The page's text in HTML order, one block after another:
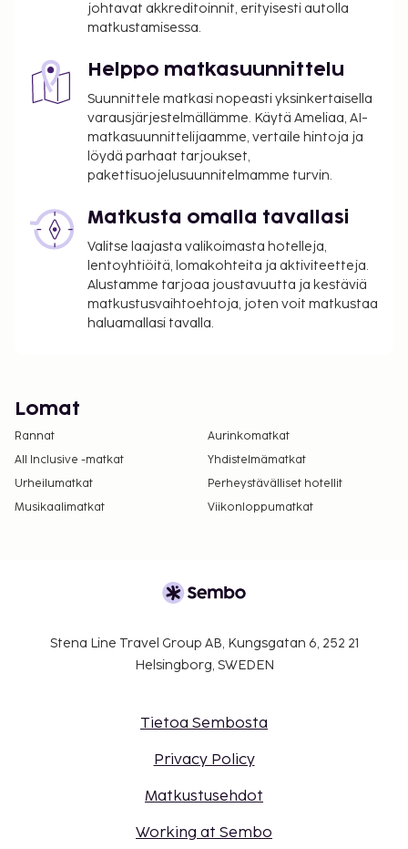
johtavat akkreditoinnit, erityisesti autolla
matkustamisessa.
Helppo matkasuunnittelu
Suunnittele matkasi nopeasti yksinkertaisella
varausjärjestelmällämme. Käytä Ameliaa, AI-
matkasuunnittelijaamme, vertaile hintoja ja
löydä parhaat tarjoukset,
pakettisuojelusuunnitelmamme turvin.
Matkusta omalla tavallasi
Valitse laajasta valikoimasta hotelleja,
lentoyhtiöitä, lomakohteita ja aktiviteetteja.
Alustamme tarjoaa joustavuutta ja kestäviä
matkustusvaihtoehtoja, joten voit matkustaa
haluamallasi tavalla.
Lomat
Rannat
Aurinkomatkat
All Inclusive -matkat
Yhdistelmämatkat
Urheilumatkat
Perheystävälliset hotellit
Musikaalimatkat
Viikonloppumatkat
Stena Line Travel Group AB, Kungsgatan 6, 252 21
Helsingborg, SWEDEN
Tietoa Sembosta
Privacy Policy
Matkustusehdot
Working at Sembo